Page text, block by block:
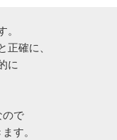
。
正確に、
に
ので
す。